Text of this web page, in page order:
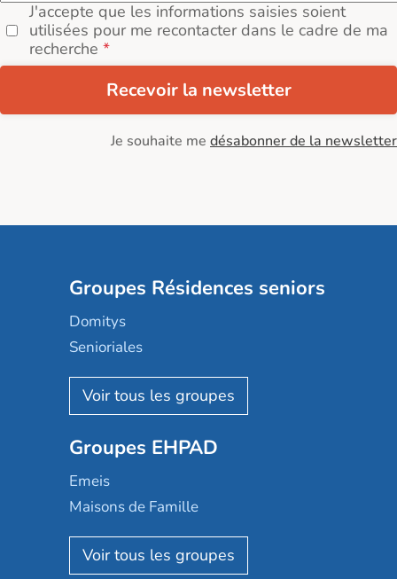
J'accepte que les informations saisies soient
utilisées pour me recontacter dans le cadre de ma
recherche
Recevoir la newsletter
Je souhaite me désabonner de la newsletter
Groupes Résidences seniors
Domitys
Senioriales
Nohée
Les Résidentiels
Mobicap
Domusvi
Happy Senior
Aquarelia
Groupes EHPAD
Emeis
Maisons de Famille
Korian
Emera